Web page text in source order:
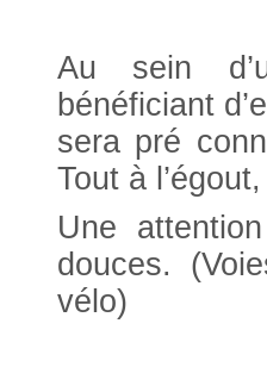
Au sein
bénéficiant
sera pré
Tout à
Une
douces.
vélo)